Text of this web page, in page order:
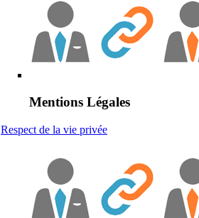
Mentions Légales
Respect de la vie privée